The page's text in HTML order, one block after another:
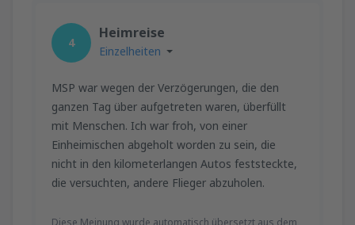
4
Heimreise
Einzelheiten
MSP war wegen der Verzögerungen, die den
ganzen Tag über aufgetreten waren, überfüllt
mit Menschen. Ich war froh, von einer
Einheimischen abgeholt worden zu sein, die
nicht in den kilometerlangen Autos feststeckte,
die versuchten, andere Flieger abzuholen.
Diese Meinung wurde automatisch übersetzt aus dem